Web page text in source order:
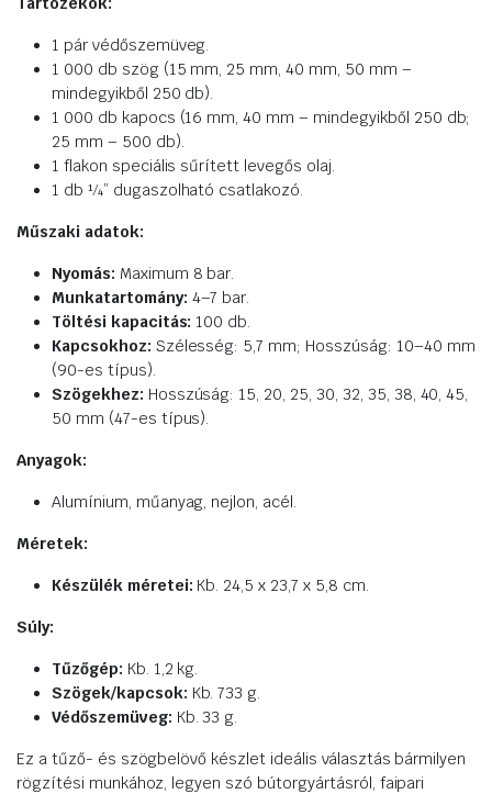
1 pár védőszemüveg.
1 000 db szög (15 mm, 25 mm, 40 mm, 50 mm –
mindegyikből 250 db).
1 000 db kapocs (16 mm, 40 mm – mindegyikből 250 db;
25 mm – 500 db).
1 flakon speciális sűrített levegős olaj.
1 db ¼” dugaszolható csatlakozó.
Műszaki adatok:
Nyomás: Maximum 8 bar.
Munkatartomány: 4–7 bar.
Töltési kapacitás: 100 db.
Kapcsokhoz: Szélesség: 5,7 mm; Hosszúság: 10–40 mm
(90-es típus).
Szögekhez: Hosszúság: 15, 20, 25, 30, 32, 35, 38, 40, 45,
50 mm (47-es típus).
Anyagok:
Alumínium, műanyag, nejlon, acél.
Méretek:
Készülék méretei: Kb. 24,5 x 23,7 x 5,8 cm.
Súly:
Tűzőgép: Kb. 1,2 kg.
Szögek/kapcsok: Kb. 733 g.
Védőszemüveg: Kb. 33 g.
Ez a tűző- és szögbelövő készlet ideális választás bármilyen
rögzítési munkához, legyen szó bútorgyártásról, faipari